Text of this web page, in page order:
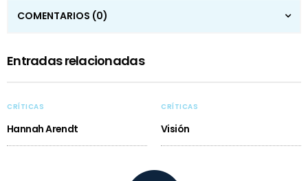
COMENTARIOS (0)
Entradas relacionadas
CRÍTICAS
Hannah Arendt
CRÍTICAS
Visión